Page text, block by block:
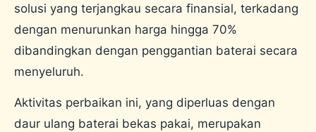
solusi yang terjangkau secara finansial, terkadang
dengan menurunkan harga hingga 70%
dibandingkan dengan penggantian baterai secara
menyeluruh.
Aktivitas perbaikan ini, yang diperluas dengan
daur ulang baterai bekas pakai, merupakan